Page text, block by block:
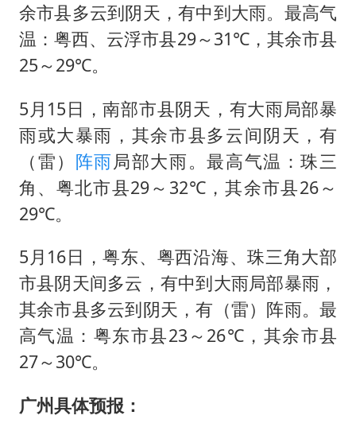
余市县多云到阴天，有中到大雨。最高气
温：粤西、云浮市县29～31℃，其余市县
25～29℃。
5月15日，南部市县阴天，有大雨局部暴
雨或大暴雨，其余市县多云间阴天，有
（雷） 阵雨 局部大雨。最高气温：珠三
角、粤北市县29～32℃，其余市县26～
29℃。
5月16日，粤东、粤西沿海、珠三角大部
市县阴天间多云，有中到大雨局部暴雨，
其余市县多云到阴天，有（雷）阵雨。最
高气温：粤东市县23～26℃，其余市县
27～30℃。
广州具体预报：